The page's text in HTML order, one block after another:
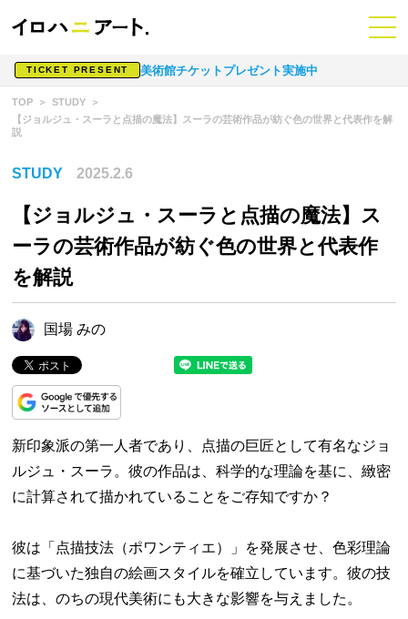
TICKET PRESENT 美術館チケットプレゼント実施中
TOP
STUDY
【ジョルジュ・スーラと点描の魔法】スーラの芸術作品が紡ぐ色の世界と代表作を解
説
STUDY 2025.2.6
【ジョルジュ・スーラと点描の魔法】ス
ーラの芸術作品が紡ぐ色の世界と代表作
を解説
国場 みの
新印象派の第一人者であり、点描の巨匠として有名なジョ
ルジュ・スーラ。彼の作品は、科学的な理論を基に、緻密
に計算されて描かれていることをご存知ですか？
彼は「点描技法（ポワンティエ）」を発展させ、色彩理論
に基づいた独自の絵画スタイルを確立しています。彼の技
法は、のちの現代美術にも大きな影響を与えました。